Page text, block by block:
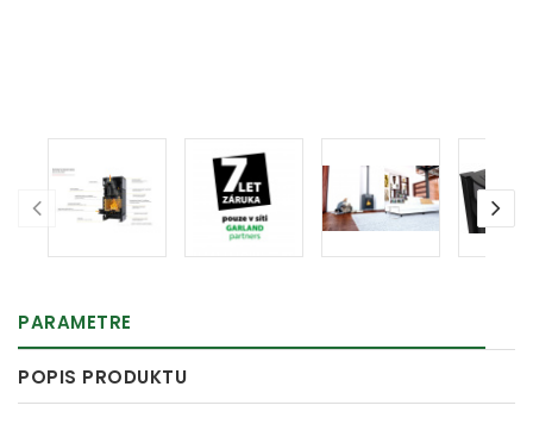
PARAMETRE
POPIS PRODUKTU